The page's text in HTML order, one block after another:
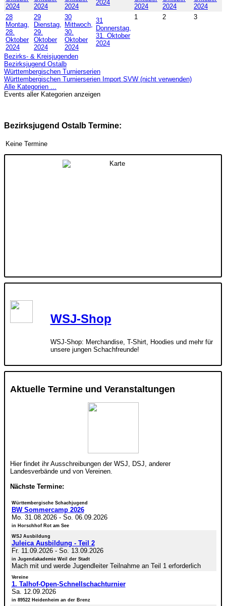
2024
2024
2024
2024
2024
2024
2024
28
Montag,
28.
Oktober
2024
29
Dienstag,
29.
Oktober
2024
30
Mittwoch,
30.
Oktober
2024
31
Donnerstag,
31. Oktober
2024
1 2 3
Bezirks- & Kreisjugenden
Bezirksjugend Ostalb
Württembergischen Turnierserien
Württembergischen Turnierserien Import SVW (nicht verwenden)
Alle Kategorien ...
Events aller Kategorien anzeigen
Bezirksjugend Ostalb Termine:
Keine Termine
WSJ-Shop
WSJ-Shop: Merchandise, T-Shirt, Hoodies und mehr für
unsere jungen Schachfreunde!
Aktuelle Termine und Veranstaltungen
Hier findet ihr Ausschreibungen der WSJ, DSJ, anderer
Landesverbände und von Vereinen.
Nächste Termine:
Württembergische Schachjugend
BW Sommercamp 2026
Mo. 31.08.2026- So. 06.09.2026
in Horschhof Rot am See
WSJ Ausbildung
Juleica Ausbildung - Teil 2
Fr. 11.09.2026- So. 13.09.2026
in Jugendakademie Weil der Stadt
Mach mit und werde Jugendleiter Teilnahme an Teil 1 erforderlich
Vereine
1. Talhof-Open-Schnellschachturnier
Sa. 12.09.2026
in 89522 Heidenheim an der Brenz